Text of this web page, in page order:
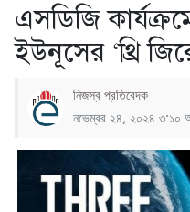
এসডিজি
ইউনূসের ‘থ্রি
নিজস্ব প্রতিবেদক
নভেম্বর ২৪, ২০২৪ ৩:১০